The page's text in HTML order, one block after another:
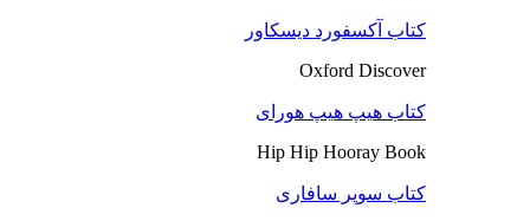
کتاب آکسفورد دیسکاور
Oxford Discover
کتاب هیپ هیپ هورای
Hip Hip Hooray Book
کتاب سوپر سافاری